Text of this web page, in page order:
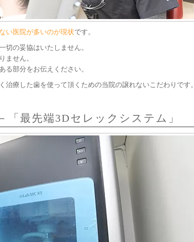
い医院が多いのが現状です。
切の妥協はいたしません。
ません。
る部分をお伝えください。
療した歯を使って頂くための当院の譲れないこだわりです。
「最先端3Dセレックシステム」